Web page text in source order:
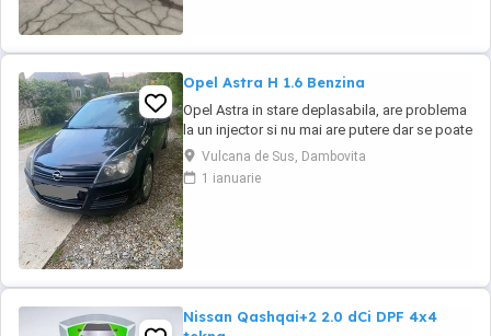
Opel Astra H 1.6 Benzina
Opel Astra in stare deplasabila, are problema
la un injector si nu mai are putere dar se poate
deplasa, pretul este negociabil la fata locului,
masina are si instalație Gpl omologată.
Vulcana de Sus, Dambovita
1 ianuarie
Nissan Qashqai+2 2.0 dCi DPF 4x4